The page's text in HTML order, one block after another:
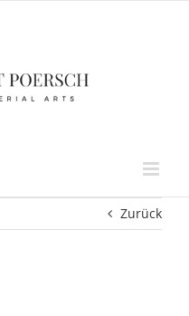
Zurück